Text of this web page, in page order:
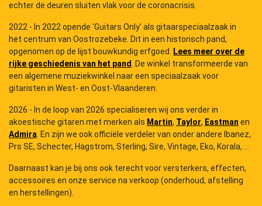
echter de deuren sluiten vlak voor de coronacrisis.
2022 - In 2022 opende 'Guitars Only' als gitaarspeciaalzaak in
het centrum van Oostrozebeke. Dit in een historisch pand,
opgenomen op de lijst bouwkundig erfgoed. Lees meer over de
rijke geschiedenis van het pand. De winkel transformeerde van
een algemene muziekwinkel naar een speciaalzaak voor
gitaristen in West- en Oost-Vlaanderen.
2026 - In de loop van 2026 specialiseren wij ons verder in
akoestische gitaren met merken als Martin, Taylor, Eastman en
Admira. En zijn we ook officiële verdeler van onder andere Ibanez,
Prs SE, Schecter, Hagstrom, Sterling, Sire, Vintage, Eko, Korala, ...
Daarnaast kan je bij ons ook terecht voor versterkers, effecten,
accessoires en onze service na verkoop (onderhoud, afstelling
en herstellingen).